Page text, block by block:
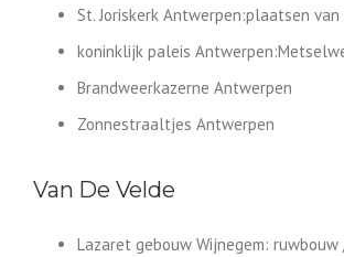
St. Joriskerk Antwerpen:plaatsen
koninklijk paleis
Brandweerkazerne Antwerpen
Zonnestraaltjes Antwerpen
Van De Velde
Lazaret gebouw Wijnegem: